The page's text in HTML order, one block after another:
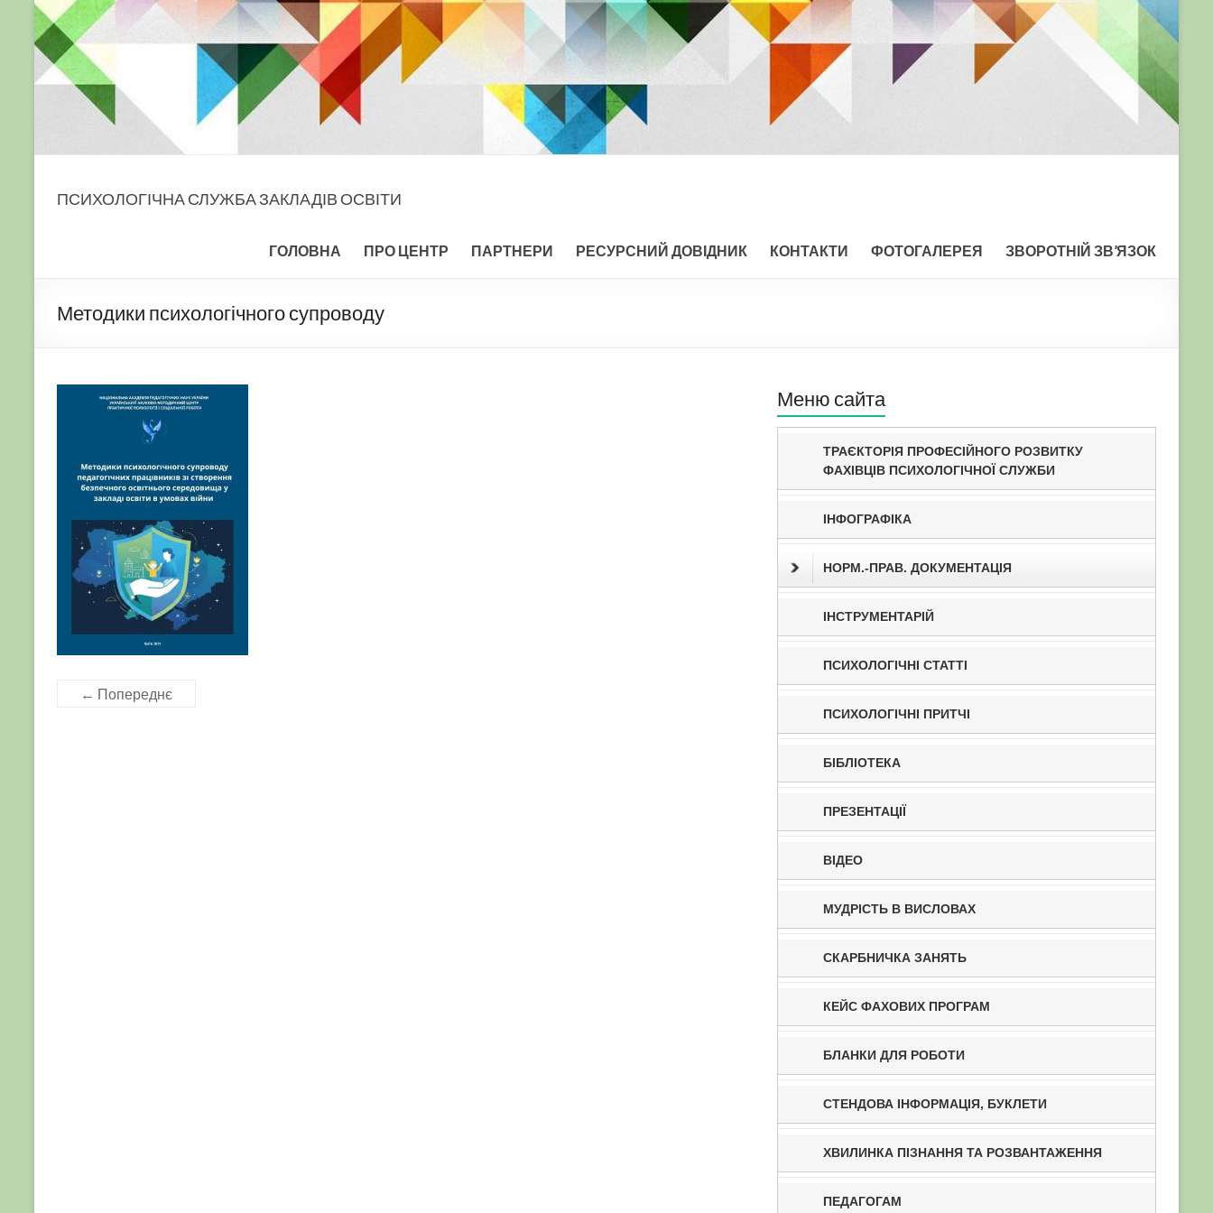
ПСИХОЛОГІЧНА СЛУЖБА ЗАКЛАДІВ ОСВІТИ
ГОЛОВНА ПРО ЦЕНТР ПАРТНЕРИ РЕСУРСНИЙ ДОВІДНИК КОНТАКТИ ФОТОГАЛЕРЕЯ ЗВОРОТНІЙ ЗВ’ЯЗОК
Методики психологічного супроводу
← Попереднє
Меню сайта
ТРАЄКТОРІЯ ПРОФЕСІЙНОГО РОЗВИТКУ
ФАХІВЦІВ ПСИХОЛОГІЧНОЇ СЛУЖБИ
ІНФОГРАФІКА
НОРМ.-ПРАВ. ДОКУМЕНТАЦІЯ
ІНСТРУМЕНТАРІЙ
ПСИХОЛОГІЧНІ СТАТТІ
ПСИХОЛОГІЧНІ ПРИТЧІ
БІБЛІОТЕКА
ПРЕЗЕНТАЦІЇ
ВІДЕО
МУДРІСТЬ В ВИСЛОВАХ
СКАРБНИЧКА ЗАНЯТЬ
КЕЙС ФАХОВИХ ПРОГРАМ
БЛАНКИ ДЛЯ РОБОТИ
СТЕНДОВА ІНФОРМАЦІЯ, БУКЛЕТИ
ХВИЛИНКА ПІЗНАННЯ ТА РОЗВАНТАЖЕННЯ
ПЕДАГОГАМ